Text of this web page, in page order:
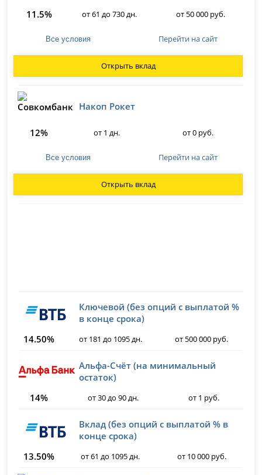
11.5% от 61 до 730 дн. от 50 000 руб.
Все условия Перейти на сайт
Открыть вклад
Накоп Рокет
12% от 1 дн. от 0 руб.
Все условия Перейти на сайт
Открыть вклад
Ключевой (без опций с выплатой %
в конце срока)
14.50%
от 181 до 1095 дн. от 500 000 руб.
Альфа-Счёт (на минимальный
остаток)
14%
от 30 до 90 дн. от 1 руб.
Вклад (без опций с выплатой % в
конце срока)
13.50%
от 61 до 1095 дн. от 10 000 руб.